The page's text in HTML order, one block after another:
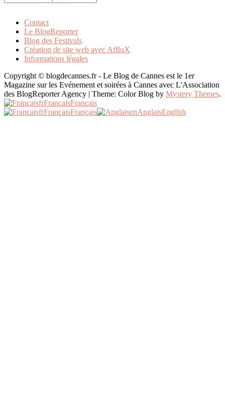
Contact
Le BlogReporter
Blog des Festivals
Création de site web avec AffluX
Informations légales
Copyright © blogdecannes.fr - Le Blog de Cannes est le 1er
Magazine sur les Evénement et soirées à Cannes avec L'Association
des BlogReporter Agency | Theme: Color Blog by Mystery Themes.
frFrançaisFrançais
frFrançaisFrançais enAnglaisEnglish